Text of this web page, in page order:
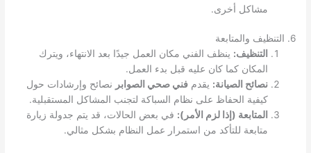
مشاكل أخرى.
6. التنظيف والمتابعة
التنظيف: ينظف الفني مكان العمل جيدًا بعد الانتهاء، ويترك
المكان كما كان عليه قبل بدء العمل.
نصائح الصيانة: يقدمفني صحي الصوابر نصائح وإرشادات حول
كيفية الحفاظ على نظام السباكة لتجنب المشاكل المستقبلية.
المتابعة (إذا لزم الأمر): في بعض الحالات، قد يتم جدولة زيارة
متابعة للتأكد من استمرار عمل النظام بشكل مثالي.